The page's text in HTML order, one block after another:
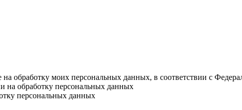
на обработку моих персональных данных, в соответствии с
на обработку персональных данных
персональных данных